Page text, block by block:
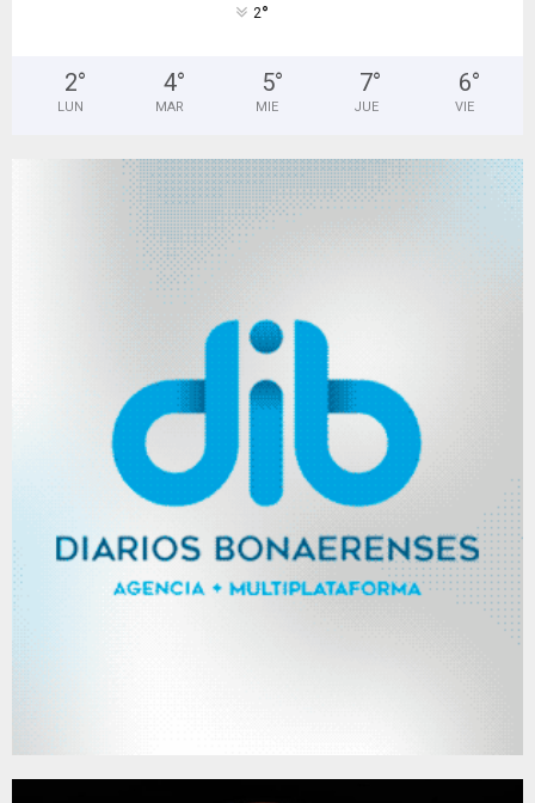
2°
2°
LUN
4°
MAR
5°
MIE
7°
JUE
6°
VIE